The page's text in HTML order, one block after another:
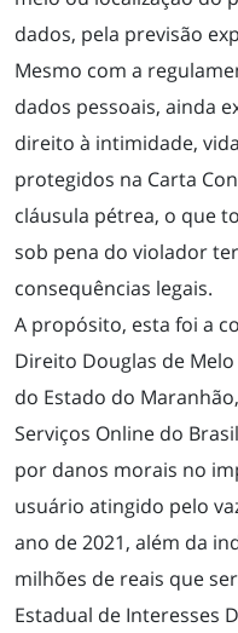
dados, pela previsão
Mesmo com a
dados pessoais, ainda
direito à intimidade,
protegidos na Carta
cláusula pétrea, o que
sob pena do violador
consequências legais.
A propósito, esta foi a
Direito Douglas de
do Estado do
Serviços Online do
por danos morais no
usuário atingido pelo
ano de 2021, além da
milhões de reais que
Estadual de Interesses